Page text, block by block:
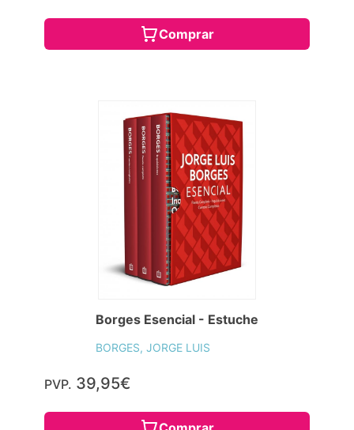
Comprar
Borges Esencial - Estuche
BORGES, JORGE LUIS
PVP. 39,95€